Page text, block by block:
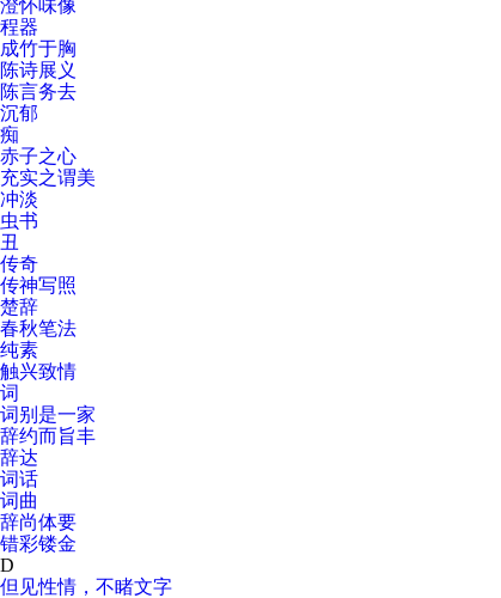
澄怀味像
程器
成竹于胸
陈诗展义
陈言务去
沉郁
痴
赤子之心
充实之谓美
冲淡
虫书
丑
传奇
传神写照
楚辞
春秋笔法
纯素
触兴致情
词
词别是一家
辞约而旨丰
辞达
词话
词曲
辞尚体要
错彩镂金
D
但见性情，不睹文字